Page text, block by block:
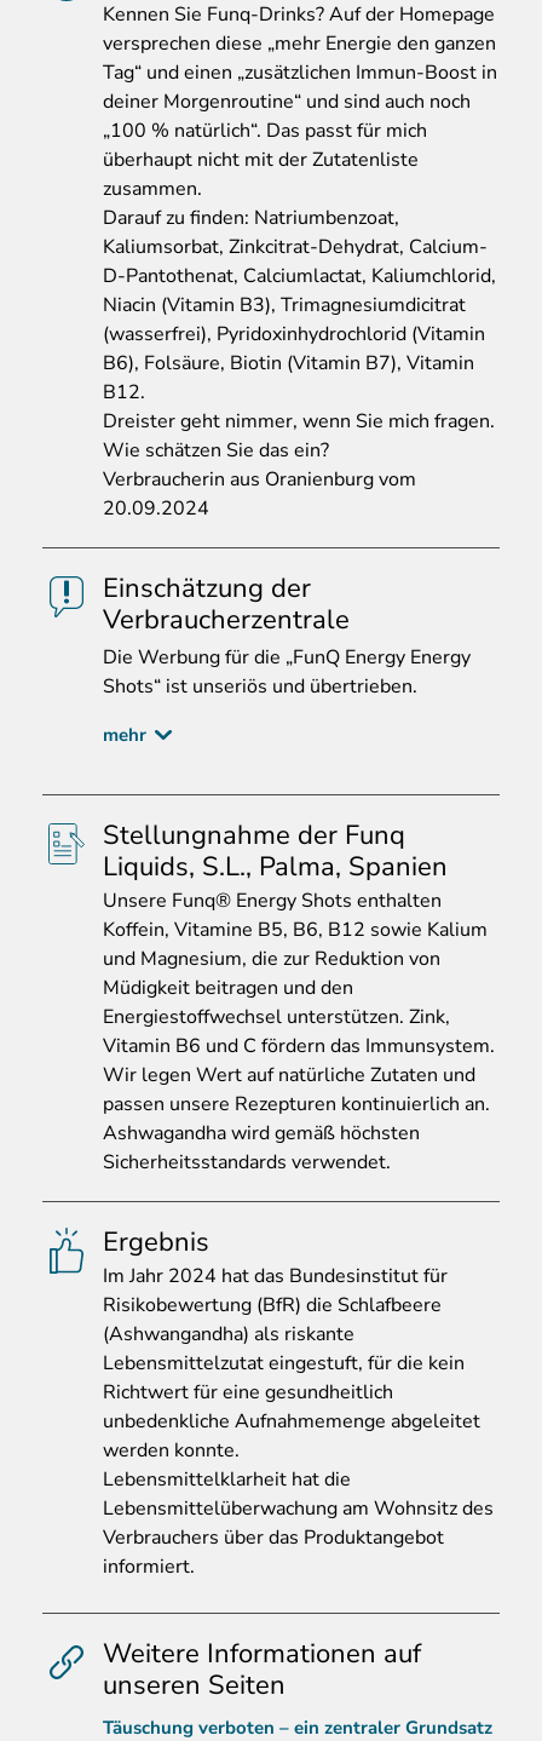
Kennen Sie Funq-Drinks? Auf der Homepage
versprechen diese „mehr Energie den ganzen
Tag“ und einen „zusätzlichen Immun-Boost in
deiner Morgenroutine“ und sind auch noch
„100 % natürlich“. Das passt für mich
überhaupt nicht mit der Zutatenliste
zusammen.
Darauf zu finden: Natriumbenzoat,
Kaliumsorbat, Zinkcitrat-Dehydrat, Calcium-
D-Pantothenat, Calciumlactat, Kaliumchlorid,
Niacin (Vitamin B3), Trimagnesiumdicitrat
(wasserfrei), Pyridoxinhydrochlorid (Vitamin
B6), Folsäure, Biotin (Vitamin B7), Vitamin
B12.
Dreister geht nimmer, wenn Sie mich fragen.
Wie schätzen Sie das ein?
Verbraucherin aus Oranienburg vom
20.09.2024
Einschätzung der
Verbraucherzentrale
Die Werbung für die „FunQ Energy Energy
Shots“ ist unseriös und übertrieben.
mehr
Stellungnahme der Funq
Liquids, S.L., Palma, Spanien
Unsere Funq® Energy Shots enthalten
Koffein, Vitamine B5, B6, B12 sowie Kalium
und Magnesium, die zur Reduktion von
Müdigkeit beitragen und den
Energiestoffwechsel unterstützen. Zink,
Vitamin B6 und C fördern das Immunsystem.
Wir legen Wert auf natürliche Zutaten und
passen unsere Rezepturen kontinuierlich an.
Ashwagandha wird gemäß höchsten
Sicherheitsstandards verwendet.
Ergebnis
ImJahr 2024 hat das Bundesinstitut für
Risikobewertung (BfR) die Schlafbeere
(Ashwangandha) als riskante
Lebensmittelzutat eingestuft, für die kein
Richtwert für eine gesundheitlich
unbedenkliche Aufnahmemenge abgeleitet
werden konnte.
Lebensmittelklarheit hat die
Lebensmittelüberwachung am Wohnsitz des
Verbrauchers über das Produktangebot
informiert.
Weitere Informationen auf
unseren Seiten
Täuschung verboten – ein zentraler Grundsatz